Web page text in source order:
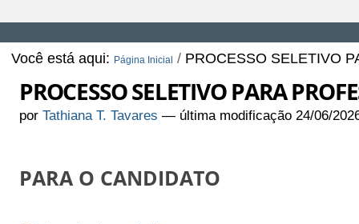
Você está aqui: Página Inicial / PROCESSO SELETIVO
PROCESSO SELETIVO PARA
porTathiana T. Tavares — última modificação 24/06/
PARA O CANDIDATO